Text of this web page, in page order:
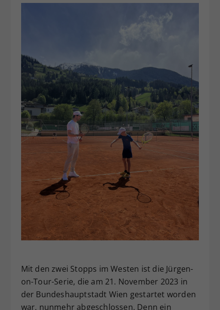
Mit den zwei Stopps im Westen ist die Jürgen-
on-Tour-Serie, die am 21. November 2023 in
der Bundeshauptstadt Wien gestartet worden
war, nunmehr abgeschlossen. Denn ein